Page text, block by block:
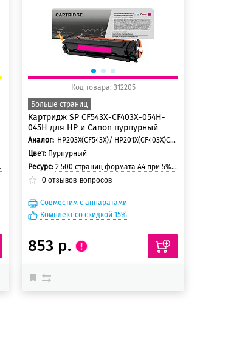
Код товара: 312205
Больше страниц
Картридж SP CF543X-CF403X-054H-
045H для HP и Canon пурпурный
Аналог:
HP203X(CF543X)/ HP201X(CF403X)Canon 054H/ Canon 045H
Цвет: Пурпурный
Ресурс: 2 500 страниц формата А4 при 5% заполнении страницы
0 отзывов вопросов
Совместим с аппаратами
Комплект со скидкой 15%
853 р.